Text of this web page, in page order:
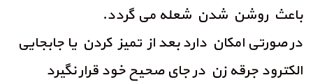
باعث روشن شدن شعله می گردد.
در صورتی امکان دارد بعد از تمیز کردن یا جابجایی
الکترود جرقه زن در جای صحیح خود قرار نگیرد